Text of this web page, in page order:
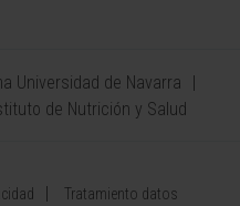
Universidad de Navarra
de Nutrición y Salud
Tratamiento datos